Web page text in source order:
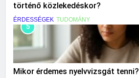
történő közlekedéskor?
ÉRDESSÉGEK TUDOMÁNY
5
Mikor érdemes nyelvvizsgát tenni?